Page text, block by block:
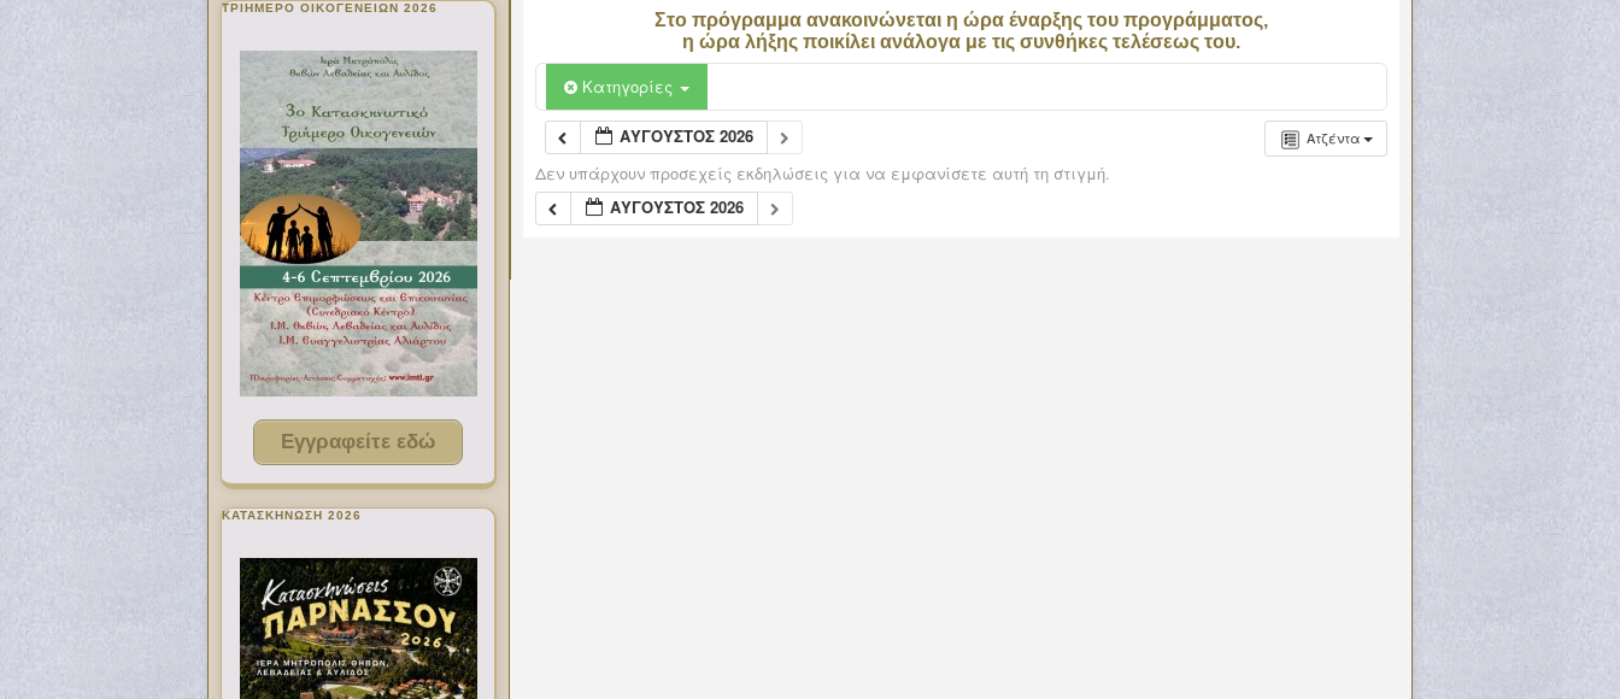
Στο πρόγραμμα ανακοινώνεται η ώρα έναρξης του προγράμματος,
η ώρα λήξης ποικίλει ανάλογα με τις συνθήκες τελέσεως του.
Κατηγορίες
Ατζέντα
ΑΎΓΟΥΣΤΟΣ 2026
Δεν υπάρχουν προσεχείς εκδηλώσεις για να εμφανίσετε αυτή τη στιγμή.
ΑΎΓΟΥΣΤΟΣ 2026
ΤΡΙΗΜΕΡΟ ΟΙΚΟΓΕΝΕΙΩΝ 2026
Εγγραφείτε εδώ
ΚΑΤΑΣΚΗΝΩΣΗ 2026